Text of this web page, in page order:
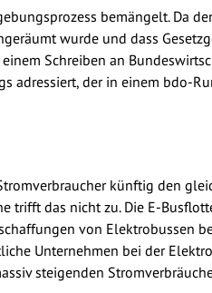
bemängelt. Da
wurde und dass
Schreiben an
adressiert, der in einem bdo-
künftig den
trifft das nicht zu. Die E-
von Elektrobussen
Unternehmen bei der
steigenden